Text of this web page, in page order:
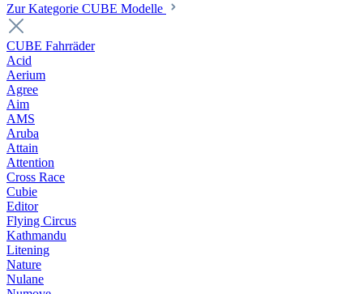
Zur Kategorie CUBE Modelle
CUBE Fahrräder
Acid
Aerium
Agree
Aim
AMS
Aruba
Attain
Attention
Cross Race
Cubie
Editor
Flying Circus
Kathmandu
Litening
Nature
Nulane